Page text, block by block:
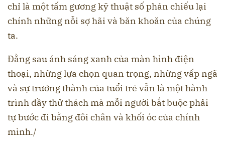
chỉ là một tấm gương kỹ thuật số phản chiếu lại
chính những nỗi sợ hãi và băn khoăn của chúng
ta.
Đằng sau ánh sáng xanh của màn hình điện
thoại, những lựa chọn quan trọng, những vấp ngã
và sự trưởng thành của tuổi trẻ vẫn là một hành
trình đầy thử thách mà mỗi người bắt buộc phải
tự bước đi bằng đôi chân và khối óc của chính
mình./